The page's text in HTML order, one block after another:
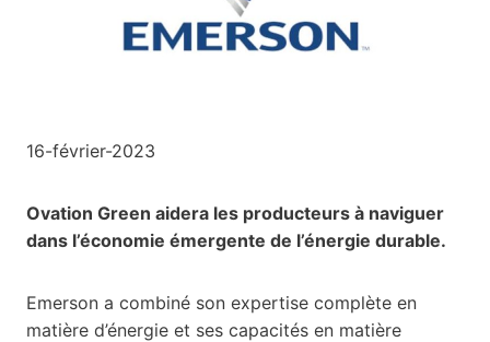
16-février-2023
Ovation Green aidera les producteurs à naviguer
dans l’économie émergente de l’énergie durable.
Emerson a combiné son expertise complète en
matière d’énergie et ses capacités en matière